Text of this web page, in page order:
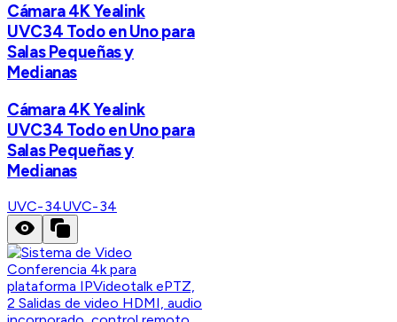
Cámara 4K Yealink
UVC34 Todo en Uno para
Salas Pequeñas y
Medianas
Cámara 4K Yealink
UVC34 Todo en Uno para
Salas Pequeñas y
Medianas
UVC-34UVC-34